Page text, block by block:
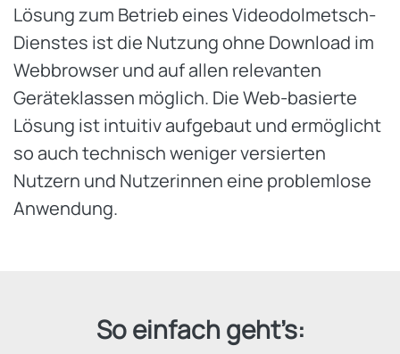
Lösung zum Betrieb eines Videodolmetsch-
Dienstes ist die Nutzung ohne Download im
Webbrowser und auf allen relevanten
Geräteklassen möglich. Die Web-basierte
Lösung ist intuitiv aufgebaut und ermöglicht
so auch technisch weniger versierten
Nutzern und Nutzerinnen eine problemlose
Anwendung.
So einfach geht’s: